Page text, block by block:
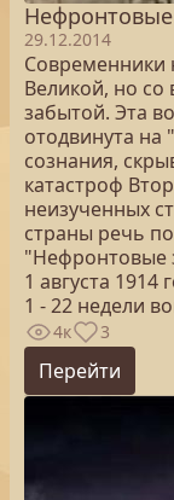
29.12.2014
Современники
Великой, но со
забытой. Эта
отодвинута
сознания,
катастроф
неизученных
страны речь
"Нефронтовые
1 августа 1914
1 - 22 недели
4к 3
Перейти